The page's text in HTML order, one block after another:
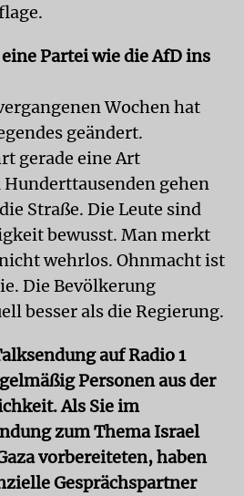
Partei wie die AfD ins
Wochen hat
geändert.
gerade eine Art
gehen
Straße. Die Leute sind
bewusst. Man merkt
wehrlos. Ohnmacht ist
Die Bevölkerung
besser als die Regierung.
auf Radio 1
Personen aus der
Als Sie im
zum Thema Israel
vorbereiteten, haben
Gesprächspartner